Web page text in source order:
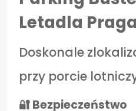
Letadla Praga
Doskonale
przy porcie
🔐 Bezpieczeństwo